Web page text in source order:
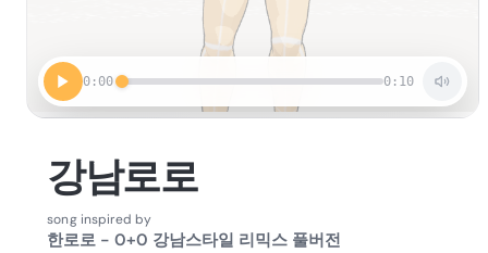
0:00 0:10
강남로로
song inspired by
한로로 - 0+0 강남스타일 리믹스 풀버전